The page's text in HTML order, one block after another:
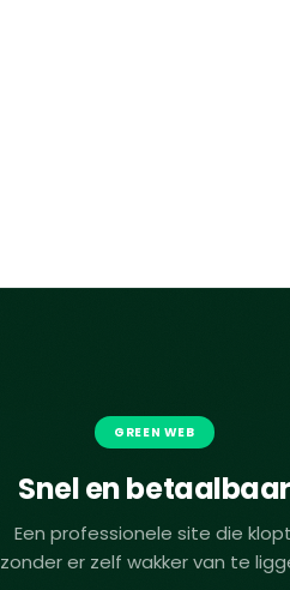
GREEN WEB
Snel en betaalbaar
Een professionele site die
zonder er zelf wakker van te